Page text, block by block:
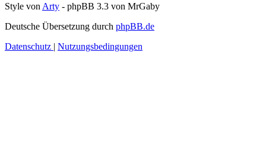
Style von Arty - phpBB 3.3 von MrGaby
Deutsche Übersetzung durch phpBB.de
Datenschutz | Nutzungsbedingungen